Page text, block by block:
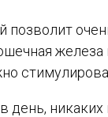
день,